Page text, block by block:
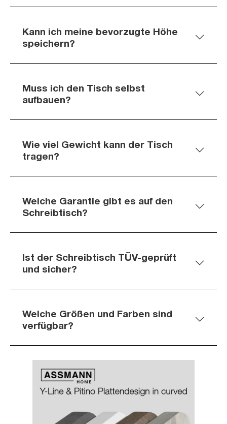
Kann ich meine bevorzugte Höhe
speichern?
Muss ich den Tisch selbst
aufbauen?
Wie viel Gewicht kann der Tisch
tragen?
Welche Garantie gibt es auf den
Schreibtisch?
Ist der Schreibtisch TÜV-geprüft
und sicher?
Welche Größen und Farben sind
verfügbar?